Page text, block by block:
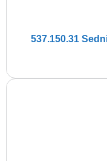
537.150.31